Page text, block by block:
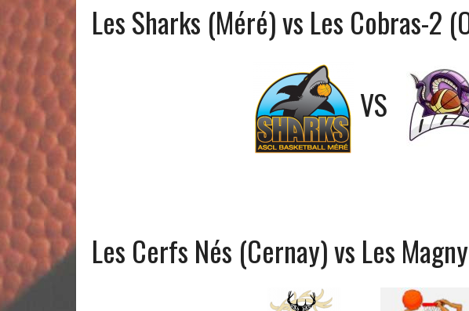
Les Sharks (Méré) vs Les Cobras-2
VS
Les Cerfs Nés (Cernay) vs Les